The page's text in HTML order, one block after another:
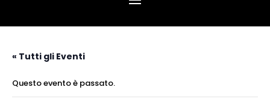
« Tutti gli Eventi
Questo evento è passato.